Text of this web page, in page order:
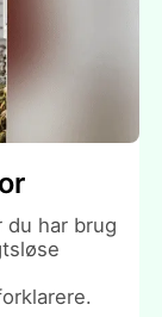
du har brug